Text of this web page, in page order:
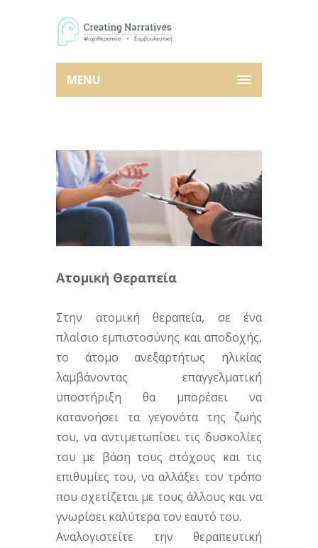
MENU
Ατομική Θεραπεία
Στην ατομική θεραπεία, σε ένα
πλαίσιο εμπιστοσύνης και αποδοχής,
το άτομο ανεξαρτήτως ηλικίας
λαμβάνοντας επαγγελματική
υποστήριξη θα μπορέσει να
κατανοήσει τα γεγονότα της ζωής
του, να αντιμετωπίσει τις δυσκολίες
του με βάση τους στόχους και τις
επιθυμίες του, να αλλάξει τον τρόπο
που σχετίζεται με τους άλλους και να
γνωρίσει καλύτερα τον εαυτό του.
Αναλογιστείτε την θεραπευτική